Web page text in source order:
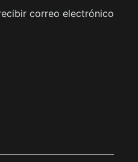
correo electrónico